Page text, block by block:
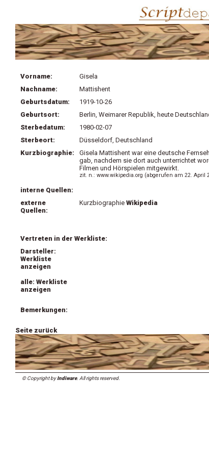
Vorname:
Gisela
Nachname:
Mattishent
Geburtsdatum:
1919-10-26
Geburtsort:
Berlin, Weimarer Republik, heute
Sterbedatum:
1980-02-07
Sterbeort:
Düsseldorf, Deutschland
Kurzbiographie:
Gisela Mattishent war eine deutsche
gab, nachdem sie dort auch unterrichtet
Filmen und Hörspielen mitgewirkt.
zit. n.: www.wikipedia.org (abgerufen am 22. April
interne Quellen:
externe
Quellen:
Kurzbiographie Wikipedia
Vertreten in der Werkliste:
Darsteller:
Werkliste
anzeigen
alle: Werkliste
anzeigen
Bemerkungen:
Seite zurück
© Copyright byIndiware. All rights reserved.